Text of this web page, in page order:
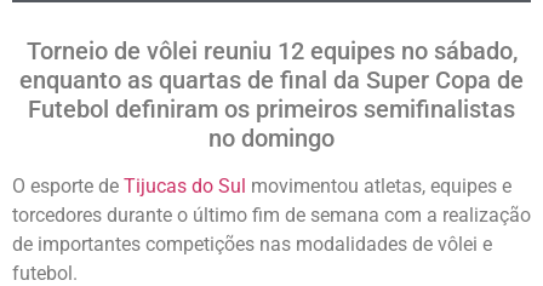
Torneio de vôlei reuniu 12 equipes no sábado,
enquanto as quartas de final da Super Copa de
Futebol definiram os primeiros semifinalistas
no domingo
O esporte de Tijucas do Sul movimentou atletas, equipes e
torcedores durante o último fim de semana com a realização
de importantes competições nas modalidades de vôlei e
futebol.